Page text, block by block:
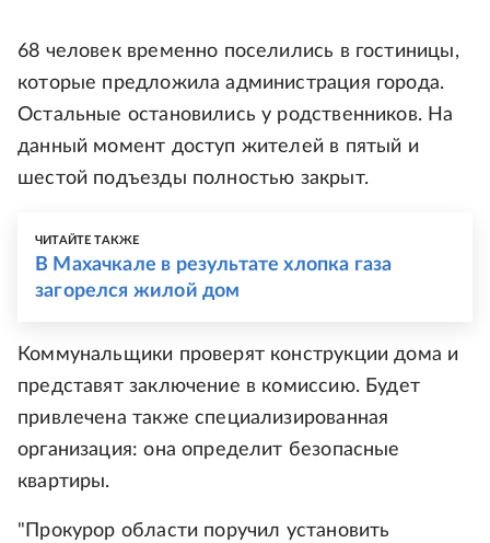
68 человек временно поселились в гостиницы,
которые предложила администрация города.
Остальные остановились у родственников. На
данный момент доступ жителей в пятый и
шестой подъезды полностью закрыт.
ЧИТАЙТЕ ТАКЖЕ
В Махачкале в результате хлопка газа
загорелся жилой дом
Коммунальщики проверят конструкции дома и
представят заключение в комиссию. Будет
привлечена также специализированная
организация: она определит безопасные
квартиры.
"Прокурор области поручил установить